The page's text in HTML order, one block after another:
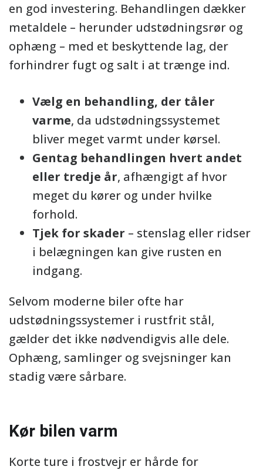
en god investering. Behandlingen dækker
metaldele – herunder udstødningsrør og
ophæng – med et beskyttende lag, der
forhindrer fugt og salt i at trænge ind.
Vælg en behandling, der tåler
varme, da udstødningssystemet
bliver meget varmt under kørsel.
Gentag behandlingen hvert andet
eller tredje år, afhængigt af hvor
meget du kører og under hvilke
forhold.
Tjek for skader – stenslag eller ridser
i belægningen kan give rusten en
indgang.
Selvom moderne biler ofte har
udstødningssystemer i rustfrit stål,
gælder det ikke nødvendigvis alle dele.
Ophæng, samlinger og svejsninger kan
stadig være sårbare.
Kør bilen varm
Korte ture i frostvejr er hårde for